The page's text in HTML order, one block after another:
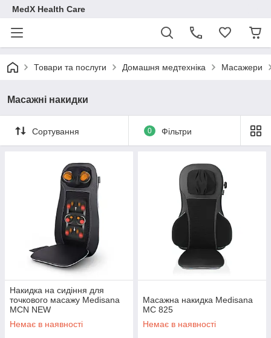
MedX Health Care
Товари та послуги Домашня медтехніка Масажери
Масажні накидки
Сортування 0 Фільтри
Накидка на сидіння для
точкового масажу Medisana
MCN NEW
Немає в наявності
Масажна накидка Medisana
MC 825
Немає в наявності